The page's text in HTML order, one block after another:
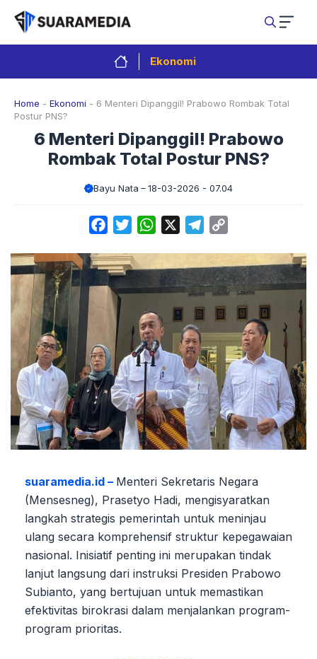
Langsung
isi
Ekonomi
Home - Ekonomi - 6 Menteri Dipanggil! Prabowo Rombak Total
Postur PNS?
6 Menteri Dipanggil! Prabowo
Rombak Total Postur PNS?
Bayu Nata 18-03-2026 - 07.04
FacebookTwitterWhatsApp Telegram
suaramedia.id – Menteri Sekretaris Negara
(Mensesneg), Prasetyo Hadi, mengisyaratkan
langkah strategis pemerintah untuk meninjau
ulang secara komprehensif struktur kepegawaian
nasional. Inisiatif penting ini merupakan tindak
lanjut langsung dari instruksi Presiden Prabowo
Subianto, yang bertujuan untuk memastikan
efektivitas birokrasi dalam menjalankan program-
program prioritas.